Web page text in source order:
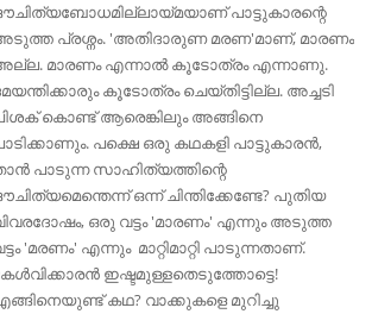
പാട്ടുകാരന്റെ
പ്രശ്നം. 'അതിദാരുണ മരണ'മാണ്, മാരണം
മാരണം എന്നാല്‍ കൂടോത്രം എന്നാണു.
കൂടോത്രം ചെയ്തിട്ടില്ല. അച്ചടി
കൊണ്ട് ആരെങ്കിലും അങ്ങിനെ
പക്ഷെ ഒരു കഥകളി പാട്ടുകാരന്‍,
പാടുന്ന സാഹിത്യത്തിന്റെ
ഒന്ന് ചിന്തിക്കേണ്ടേ? പുതിയ
ഒരു വട്ടം 'മാരണം' എന്നും അടുത്ത
'മരണം' എന്നും മാറ്റിമാറ്റി പാടുന്നതാണ്.
ഇഷ്ടമുള്ളതെടുത്തോട്ടെ!
കഥ? വാക്കുകളെ മുറിച്ചു